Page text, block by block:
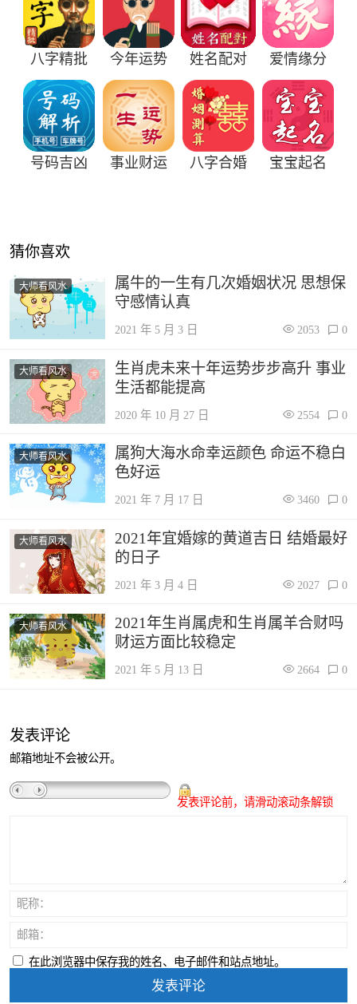
八字精批 今年运势 姓名配对 爱情缘分
号码吉凶 事业财运 八字合婚 宝宝起名
猜你喜欢
大师看风水
​属牛的一生有几次婚姻状况 思想保
守感情认真
2021 年 5 月 3 日 2053 0
大师看风水
生肖虎未来十年运势步步高升 事业
生活都能提高
2020 年 10 月 27 日 2554 0
大师看风水
属狗大海水命幸运颜色 命运不稳白
色好运
2021 年 7 月 17 日 3460 0
大师看风水
2021年宜婚嫁的黄道吉日 结婚最好
的日子
2021 年 3 月 4 日 2027 0
大师看风水
2021年生肖属虎和生肖属羊合财吗
财运方面比较稳定
2021 年 5 月 13 日 2664 0
发表评论
邮箱地址不会被公开。
发表评论前，请滑动滚动条解锁
昵称：
邮箱：
在此浏览器中保存我的姓名、电子邮件和站点地址。